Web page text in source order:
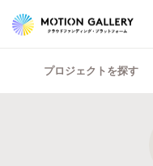
プロジェクトを探す